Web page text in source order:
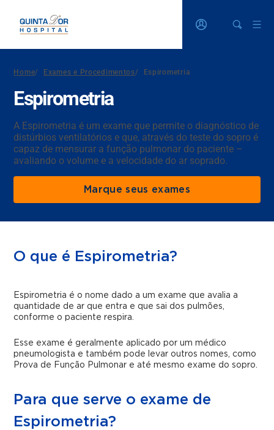
Home/ Exames e Procedimentos/ Espirometria
Espirometria
A Espirometria é um exame que permite o diagnóstico de
distúrbios ventilatórios e que, através do teste do sopro é
capaz de mensurar a função pulmonar do paciente –
avaliando o volume e a velocidade do ar soprado.
Marque seus exames
O que é Espirometria?
Espirometria é o nome dado a um exame que avalia a
quantidade de ar que entra e que sai dos pulmões,
conforme o paciente respira.
Esse exame é geralmente aplicado por um médico
pneumologista e também pode levar outros nomes, como
Prova de Função Pulmonar e até mesmo exame do sopro.
Para que serve o exame de
Espirometria?